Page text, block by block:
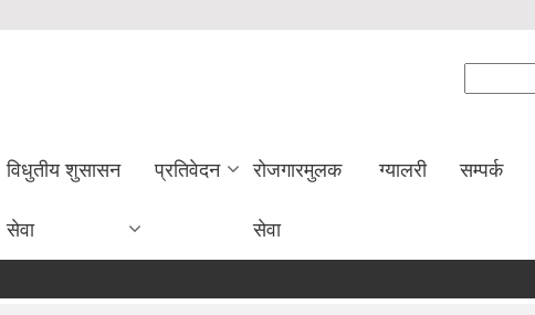
विधुतीय शुसासन
सेवा
प्रतिवेदन राेजगारमुलक
सेवा
ग्यालरी सम्पर्क